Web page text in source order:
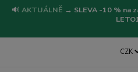
🔊 AKTUÁLNĚ → SLEVA -10 % na
CZK